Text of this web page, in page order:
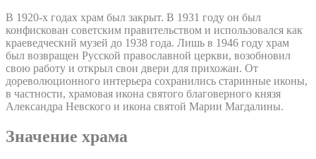
В 1920-х годах храм был закрыт. В 1931 году он был
конфискован советским правительством и использовался как
краеведческий музей до 1938 года. Лишь в 1946 году храм
был возвращен Русской православной церкви, возобновил
свою работу и открыл свои двери для прихожан. От
дореволюционного интерьера сохранились старинные иконы,
в частности, храмовая икона святого благоверного князя
Александра Невского и икона святой Марии Магдалины.
Значение храма